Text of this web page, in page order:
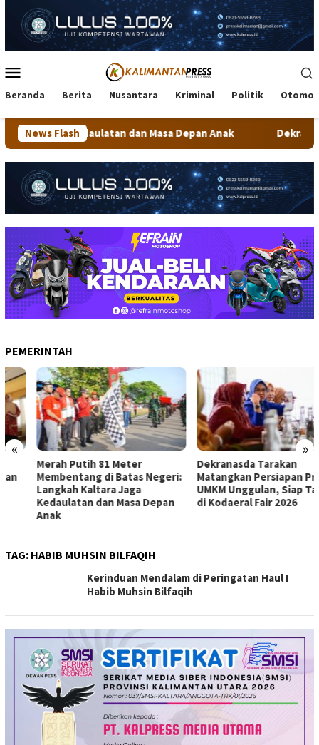
konten
Mobile
Beranda Berita Nusantara Kriminal Politik
News Flash
dan Masa Depan Anak Dekranasda Tarakan
PEMERINTAH
« »
Merah Putih 81 Meter
Membentang di Batas Negeri:
Langkah Kaltara Jaga
Kedaulatan dan Masa Depan
Dekranasda Tarakan
Matangkan Persiapan Produk
UMKM Unggulan, Siap Tampil
di Kodaeral Fair 2026
TAG: HABIB MUHSIN BILFAQIH
Kerinduan Mendalam di Peringatan Haul I
Habib Muhsin Bilfaqih